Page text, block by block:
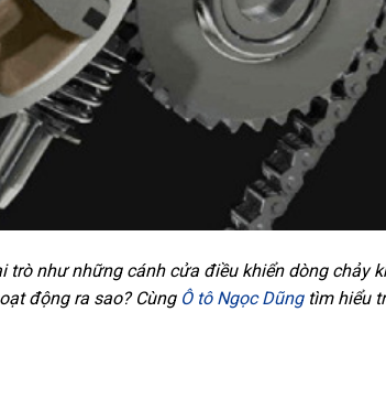
như những cánh cửa điều khiển dòng chảy
động ra sao? Cùng Ô tô Ngọc Dũngtìm hiểu